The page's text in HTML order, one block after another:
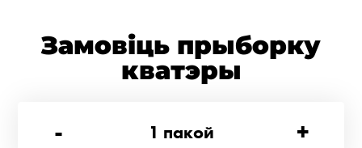
Замовіць прыборку
кватэры
-
1 пакой +